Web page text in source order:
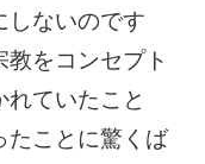
しないのです
をコンセプト
ていたこと
たことに驚くば